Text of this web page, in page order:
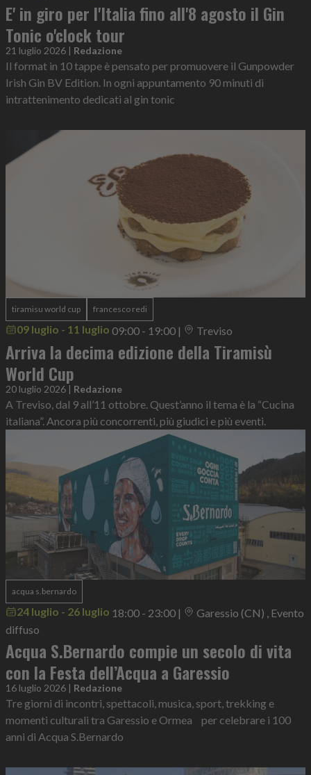
E' in giro per l'Italia fino all'8 agosto il Gin
Tonic o'clock tour
21 luglio 2026 | Redazione
Il format in 10 tappe è pensato per promuovere il Gunpowder
Irish Gin BV Edition. In ogni appuntamento 90 minuti di
intrattenimento dedicati al gin tonic
tiramisu world cup francesco redi
09 luglio - 11 luglio 09:00 - 19:00 | Treviso
Arriva la decima edizione della Tiramisù
World Cup
20 luglio 2026 | Redazione
A Treviso, dal 9 all’11 ottobre. Quest’anno il tema è la “Cucina
italiana”. Ancora più concorrenti, più giudici e più eventi.
acqua s.bernardo
24 luglio - 26 luglio 18:00 - 23:00 |
Garessio (CN) , Evento
diffuso
Acqua S.Bernardo compie un secolo di vita
con la Festa dell’Acqua a Garessio
16 luglio 2026 | Redazione
Tre giorni di incontri, spettacoli, musica, sport, trekking e
momenti culturali tra Garessio e Ormea per celebrare i 100
anni di Acqua S.Bernardo